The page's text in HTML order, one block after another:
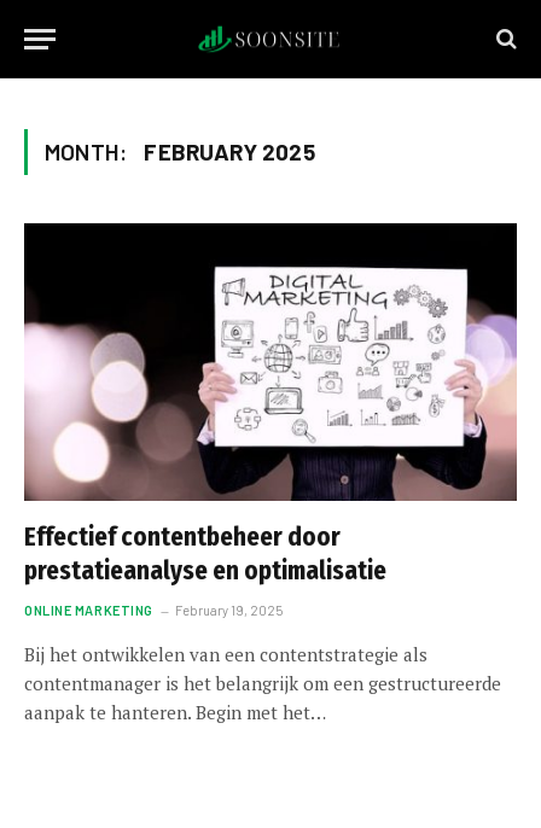
MONTH: FEBRUARY 2025
Effectief contentbeheer door
prestatieanalyse en optimalisatie
ONLINE MARKETING February 19, 2025
Bij het ontwikkelen van een contentstrategie als
contentmanager is het belangrijk om een gestructureerde
aanpak te hanteren. Begin met het…